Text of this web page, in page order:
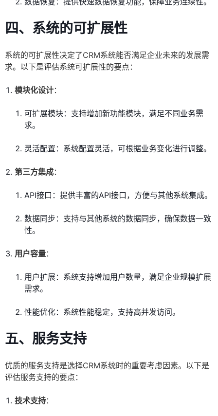
四、系统的可扩展性
系统的可扩展性决定了CRM系统能否满足企业未来的发展需
求。以下是评估系统可扩展性的要点：
模块化设计：
可扩展模块：支持增加新功能模块，满足不同业务需
求。
灵活配置：系统配置灵活，可根据业务变化进行调整。
第三方集成：
API接口：提供丰富的API接口，方便与其他系统集成。
数据同步：支持与其他系统的数据同步，确保数据一致
性。
用户容量：
用户扩展：系统支持增加用户数量，满足企业规模扩展
需求。
性能优化：系统性能稳定，支持高并发访问。
五、服务支持
优质的服务支持是选择CRM系统时的重要考虑因素。以下是
评估服务支持的要点：
技术支持：